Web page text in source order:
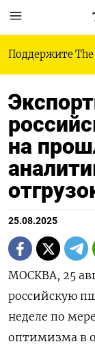
Поддержите The
на
25.08.2025
МОСКВА, 25
российскую
неделе по
оптимизма в